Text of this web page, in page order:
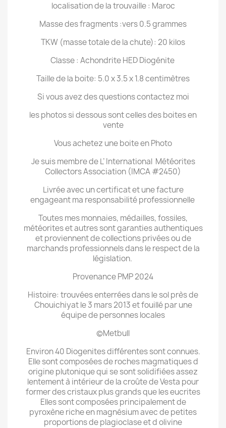
localisation de la trouvaille : Maroc
Masse des fragments :vers 0.5 grammes
TKW (masse totale de la chute): 20 kilos
Classe : Achondrite HED Diogénite
Taille de la boite: 5.0 x 3.5 x 1.8 centimètres
Si vous avez des questions contactez moi
les photos si dessous sont celles des boites en
vente
Vous achetez une boite en Photo
Je suis membre de L’ International Météorites
Collectors Association (IMCA #2450)
Livrée avec un certificat et une facture
engageant ma responsabilité professionnelle
Toutes mes monnaies, médailles, fossiles,
météorites et autres sont garanties authentiques
et proviennent de collections privées ou de
marchands professionnels dans le respect de la
législation.
Provenance PMP 2024
Histoire: trouvées enterrées dans le sol près de
Chouichiyat le 3 mars 2013 et fouillé par une
équipe de personnes locales
©Metbull
Environ 40 Diogenites différentes sont connues.
Elle sont composées de roches magmatiques d
origine plutonique qui se sont solidifiées assez
lentement à intérieur de la croûte de Vesta pour
former des cristaux plus grands que les eucrites
Elles sont composées principalement de
pyroxène riche en magnésium avec de petites
proportions de plagioclase et d olivine